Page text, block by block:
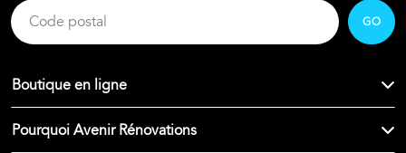
GO
Boutique en ligne
Pourquoi Avenir Rénovations